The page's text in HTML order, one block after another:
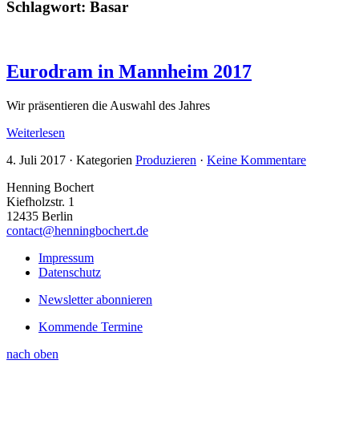
Schlagwort: Basar
Eurodram in Mannheim 2017
Wir präsentieren die Auswahl des Jahres
Weiterlesen
4. Juli 2017 · Kategorien Produzieren · Keine Kommentare
Henning Bochert
Kiefholzstr. 1
12435 Berlin
contact@henningbochert.de
Impressum
Datenschutz
Newsletter abonnieren
Kommende Termine
nach oben